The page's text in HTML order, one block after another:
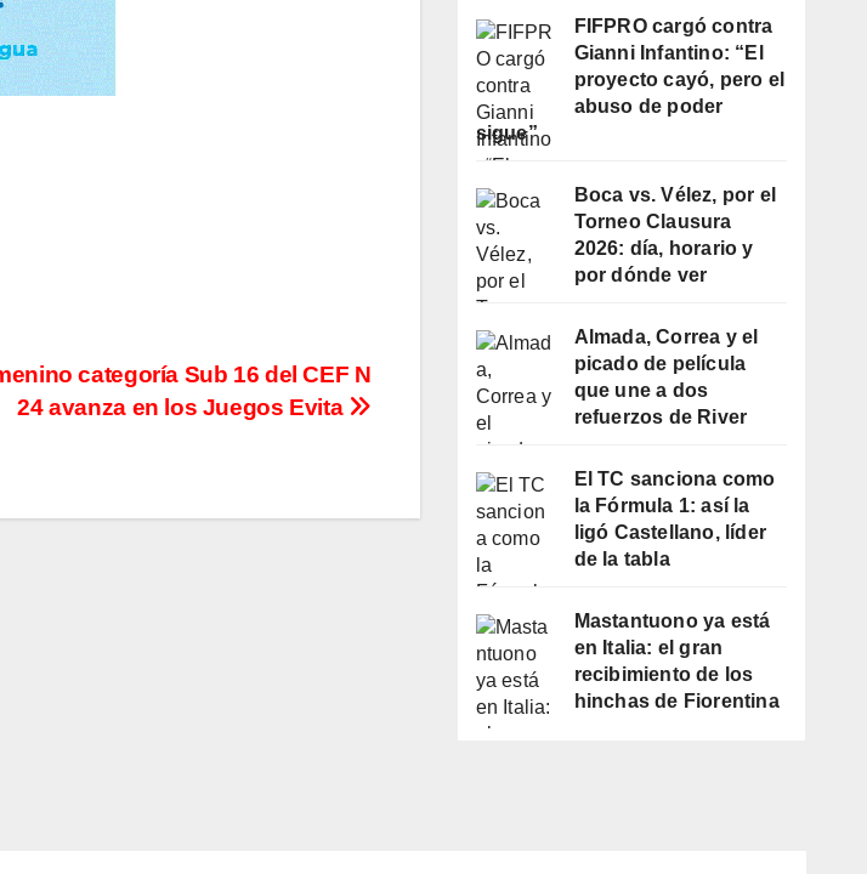
categoría Sub 16 del CEF N
24 avanza en los Juegos Evita
FIFPRO cargó contra
Gianni Infantino: “El
proyecto cayó, pero el
abuso de poder
sigue”
Boca vs. Vélez, por el
Torneo Clausura
2026: día, horario y
por dónde ver
Almada, Correa y el
picado de película
que une a dos
refuerzos de River
El TC sanciona como
la Fórmula 1: así la
ligó Castellano, líder
de la tabla
Mastantuono ya está
en Italia: el gran
recibimiento de los
hinchas de Fiorentina